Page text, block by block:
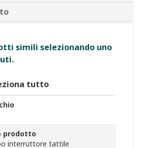
simili selezionando uno
tutto
prodotto
interruttore tattile